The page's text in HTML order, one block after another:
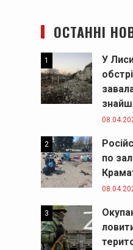
ОСТАННІ
1
У
2
по
3